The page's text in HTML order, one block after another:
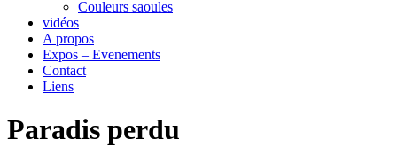
Couleurs saoules
vidéos
A propos
Expos – Evenements
Contact
Liens
Paradis perdu